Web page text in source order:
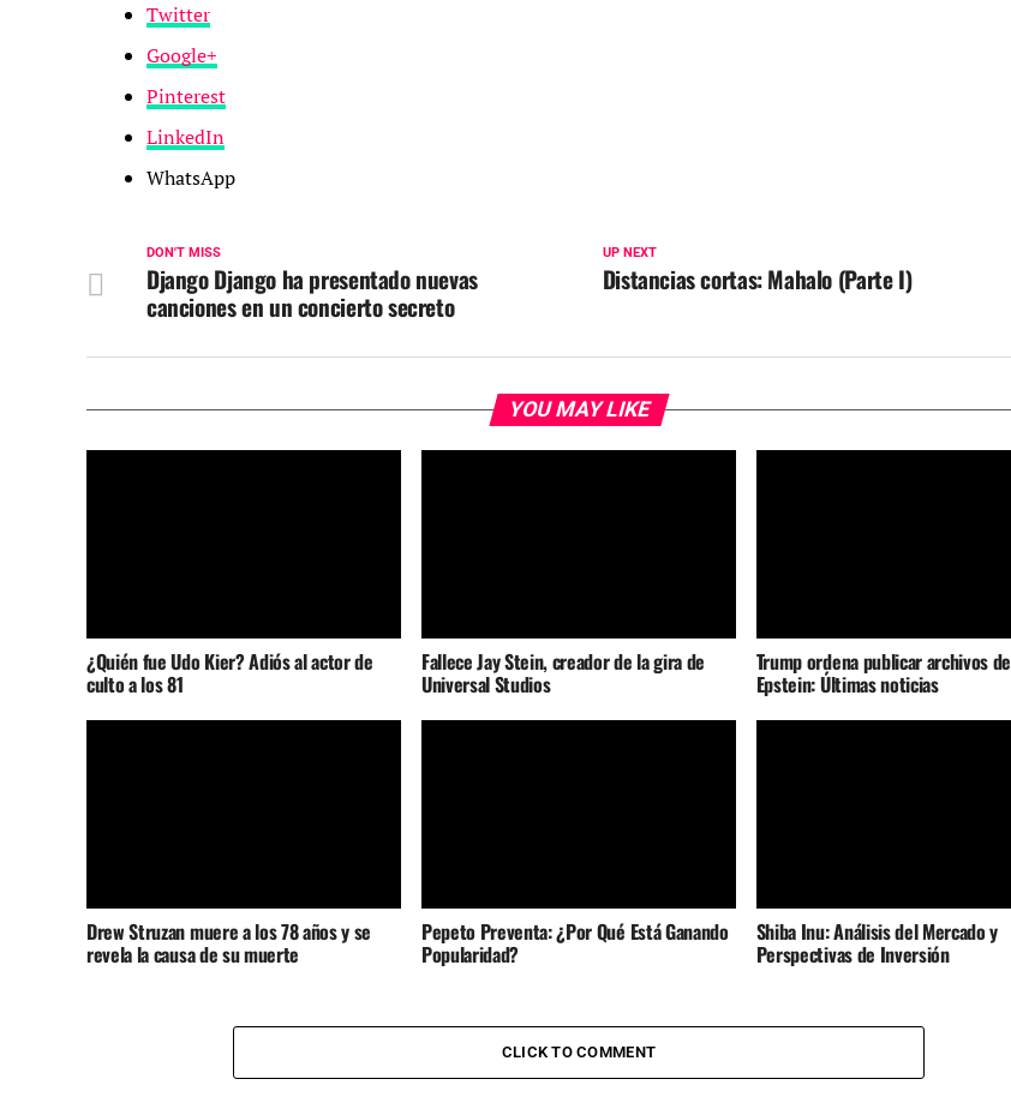
Twitter
Google+
Pinterest
LinkedIn
WhatsApp
UP NEXT
Distancias cortas: Mahalo (Parte I)
DON'T MISS
Django Django ha presentado nuevas
canciones en un concierto secreto
YOU MAY LIKE
¿Quién fue Udo Kier? Adiós al actor de
culto a los 81
Fallece Jay Stein, creador de la gira de
Universal Studios
Trump ordena publicar archivos de
Epstein: Últimas noticias
Drew Struzan muere a los 78 años y se
revela la causa de su muerte
Pepeto Preventa: ¿Por Qué Está Ganando
Popularidad?
Shiba Inu: Análisis del Mercado y
Perspectivas de Inversión
CLICK TO COMMENT